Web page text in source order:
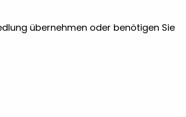
übernehmen oder benötigen Sie